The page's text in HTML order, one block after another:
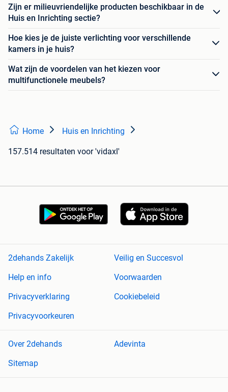
Zijn er milieuvriendelijke producten beschikbaar in de
Huis en Inrichting sectie?
Hoe kies je de juiste verlichting voor verschillende
kamers in je huis?
Wat zijn de voordelen van het kiezen voor
multifunctionele meubels?
Home Huis en Inrichting
157.514 resultaten voor 'vidaxl'
2dehands Zakelijk
Veilig en Succesvol
Help en info
Voorwaarden
Privacyverklaring
Cookiebeleid
Privacyvoorkeuren
Over 2dehands
Adevinta
Sitemap